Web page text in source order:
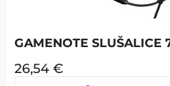
GAMENOTE SLUŠALICE
26,54 €